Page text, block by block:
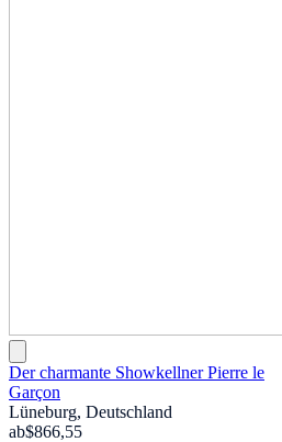
Der charmante Showkellner Pierre le
Garçon
Lüneburg, Deutschland
ab$866,55